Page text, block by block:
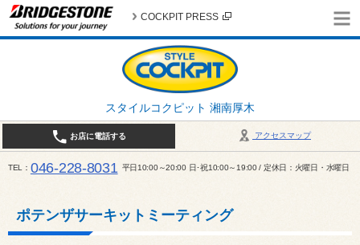
スタイルコクピット 湘南厚木
COCKPIT PRESS
アクセスマップ
お店に電話する
TEL 046-228-8031 平日10:00～20:00 日･祝10:00～19:00 / 定休日：火曜日・水曜日
ポテンザサーキットミーティング